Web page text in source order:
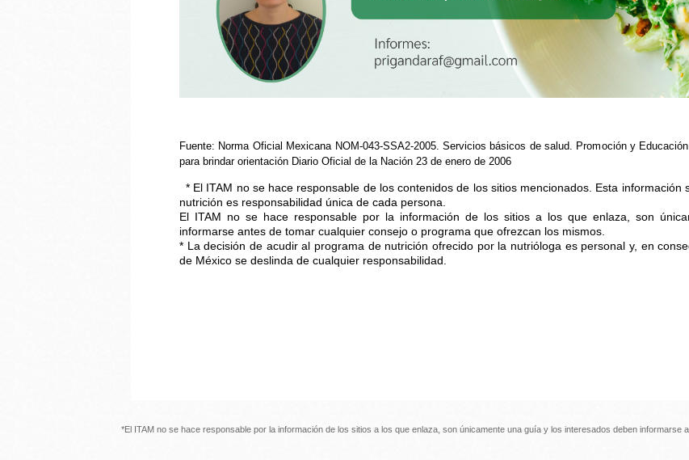
Fuente: Norma Oficial Mexicana NOM-043-SSA2-2005. Servicios básicos de salud. Promoción y
para brindar orientación Diario Oficial de la Nación 23 de enero de 2006
* El ITAM no se hace responsable de los contenidos de los sitios mencionados. Esta
nutrición es responsabilidad única de cada persona.
El ITAM no se hace responsable por la información de los sitios a los que enlaza, son
informarse antes de tomar cualquier consejo o programa que ofrezcan los mismos.
* La decisión de acudir al programa de nutrición ofrecido por la nutrióloga es personal y, en
de México se deslinda de cualquier responsabilidad.
*El ITAM no se hace responsable por la información de los sitios a los que enlaza, son únicamente una guía y los interesados deben informarse